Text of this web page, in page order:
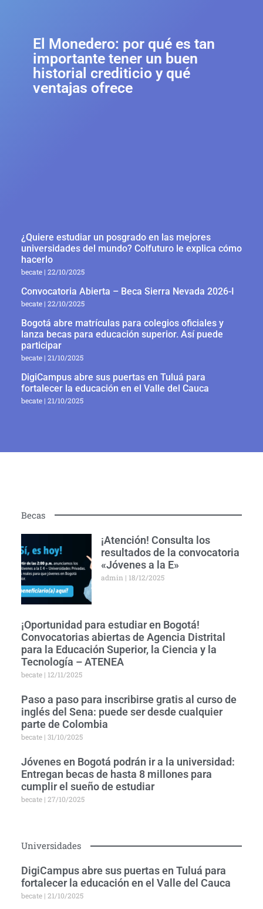
El Monedero: por qué es tan
importante tener un buen
historial crediticio y qué
ventajas ofrece
¿Quiere estudiar un posgrado en las mejores
universidades del mundo? Colfuturo le explica cómo
hacerlo
becate 22/10/2025
Convocatoria Abierta – Beca Sierra Nevada 2026-I
becate 22/10/2025
Bogotá abre matrículas para colegios oficiales y
lanza becas para educación superior. Así puede
participar
becate 21/10/2025
DigiCampus abre sus puertas en Tuluá para
fortalecer la educación en el Valle del Cauca
becate 21/10/2025
Becas
¡Atención! Consulta los
resultados de la convocatoria
«Jóvenes a la E»
admin 18/12/2025
¡Oportunidad para estudiar en Bogotá!
Convocatorias abiertas de Agencia Distrital
para la Educación Superior, la Ciencia y la
Tecnología – ATENEA
becate 12/11/2025
Paso a paso para inscribirse gratis al curso de
inglés del Sena: puede ser desde cualquier
parte de Colombia
becate 31/10/2025
Jóvenes en Bogotá podrán ir a la universidad:
Entregan becas de hasta 8 millones para
cumplir el sueño de estudiar
becate 27/10/2025
Universidades
DigiCampus abre sus puertas en Tuluá para
fortalecer la educación en el Valle del Cauca
becate 21/10/2025